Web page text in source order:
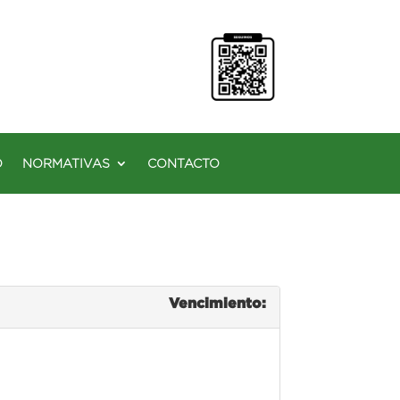
NORMATIVAS CONTACTO
Vencimiento: